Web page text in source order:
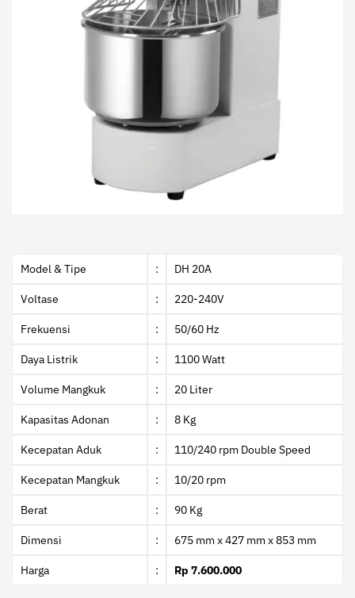
Model & Tipe : DH 20A
Voltase : 220-240V
Frekuensi : 50/60 Hz
Daya Listrik : 1100 Watt
Volume Mangkuk : 20 Liter
Kapasitas Adonan : 8 Kg
Kecepatan Aduk : 110/240 rpm Double Speed
Kecepatan Mangkuk : 10/20 rpm
Berat : 90 Kg
Dimensi : 675 mm x 427 mm x 853 mm
Harga : Rp 7.600.000